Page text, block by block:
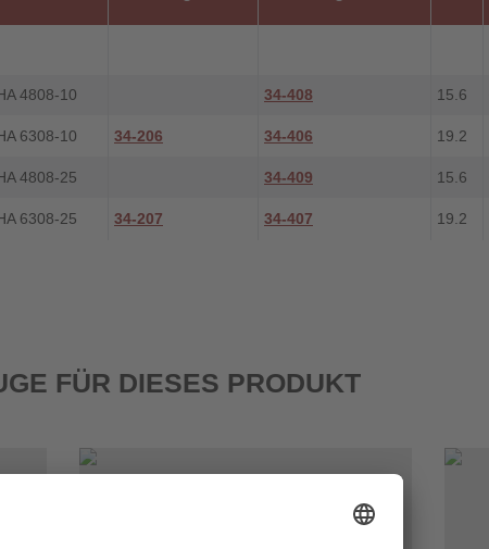
4808-10 34-408 15.6
6308-10 34-206 34-406 19.2
4808-25 34-409 15.6
6308-25 34-207 34-407 19.2
FÜR DIESES PRODUKT